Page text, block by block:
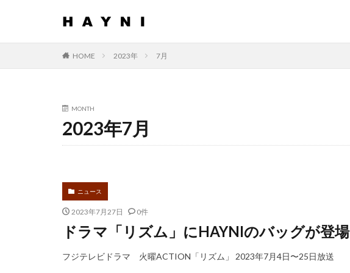
HOME 2023年 7月
MONTH
2023年7月
ニュース
2023年7月27日 0件
ドラマ「リズム」にHAYNIのバッグが登場
フジテレビドラマ 火曜ACTION「リズム」 2023年7月4日〜25日放送